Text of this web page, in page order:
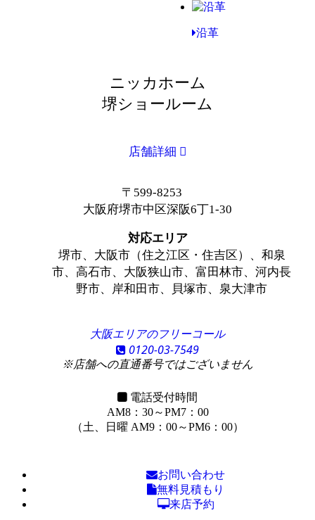
沿革
ニッカホーム
堺ショールーム
店舗詳細
〒599-8253
大阪府堺市中区深阪6丁1-30
対応エリア
堺市、大阪市（住之江区・住吉区）、和泉
市、高石市、大阪狭山市、富田林市、河内長
野市、岸和田市、貝塚市、泉大津市
大阪エリアのフリーコール
0120-03-7549
※店舗への直通番号ではございません
電話受付時間
AM8：30～PM7：00
（土、日曜 AM9：00～PM6：00）
お問い合わせ
無料見積もり
来店予約